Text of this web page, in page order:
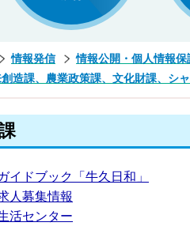
情報発信 情報公開・個人情報保
造課、農業政策課、文化財課、シ
イドブック「牛久日和」
人募集情報
活センター